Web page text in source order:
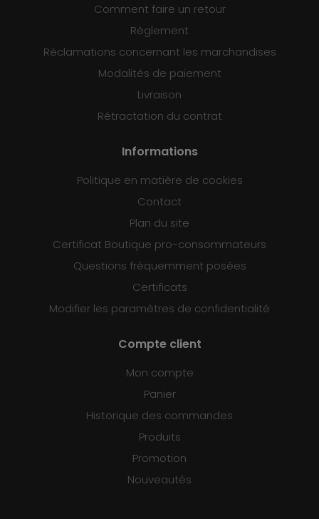
Comment faire un retour
Règlement
Réclamations concernant les marchandises
Modalités de paiement
Livraison
Rétractation du contrat
Informations
Politique en matière de cookies
Contact
Plan du site
Certificat Boutique pro-consommateurs
Questions fréquemment posées
Certificats
Modifier les paramètres de confidentialité
Compte client
Mon compte
Panier
Historique des commandes
Produits
Promotion
Nouveautés